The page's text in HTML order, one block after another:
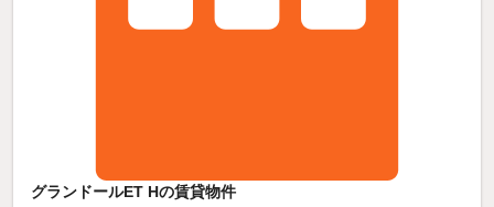
グランドールET Hの賃貸物件